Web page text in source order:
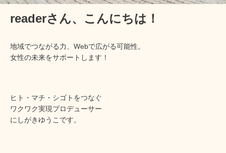
readerさん、 こんにちは！
地域でつながる力、Webで広がる可能性。
女性の未来をサポートします！
ヒト・マチ・シゴトをつなぐ
ワクワク実現プロデューサー
にしがきゆうこです。